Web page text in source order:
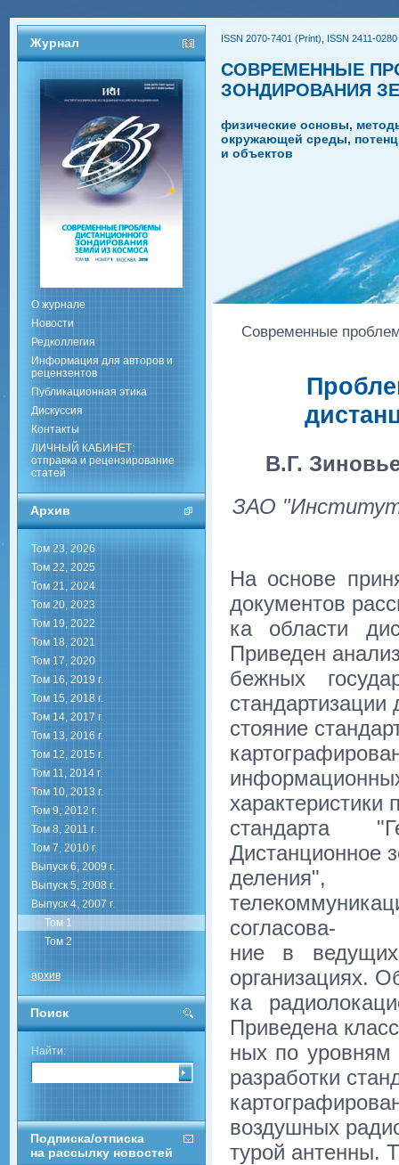
Журнал
О журнале
Новости
Редколлегия
Информация для авторов и
рецензентов
Публикационная этика
Дискуссия
Контакты
ЛИЧНЫЙ КАБИНЕТ:
отправка и рецензирование
статей
Архив
Том 23, 2026
Том 22, 2025
Том 21, 2024
Том 20, 2023
Том 19, 2022
Том 18, 2021
Том 17, 2020
Том 16, 2019 г.
Том 15, 2018 г.
Том 14, 2017 г.
Том 13, 2016 г.
Том 12, 2015 г.
Том 11, 2014 г.
Том 10, 2013 г.
Том 9, 2012 г.
Том 8, 2011 г.
Том 7, 2010 г.
Выпуск 6, 2009 г.
Выпуск 5, 2008 г.
Выпуск 4, 2007 г.
Том 1
Том 2
архив
Поиск
Найти:
Подписка/отписка
на рассылку новостей
ISSN 2070-7401 (Print), ISSN 2411-
СОВРЕМЕННЫЕ
ЗОНДИРОВАНИЯ
физические основы,
окружающей среды,
и объектов
Современные
В.Г.
ЗАО "Институт
На основе
документов
ка области
Приведен
бежных
стояние
характеристики
стандарта
Дистанционное
деления",
согласова-
ние в
организациях.
ка
Приведена
ных по уровням
разработки
воздушных
турой антенны.